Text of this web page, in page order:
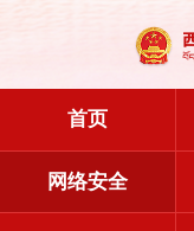
首页
网络安全